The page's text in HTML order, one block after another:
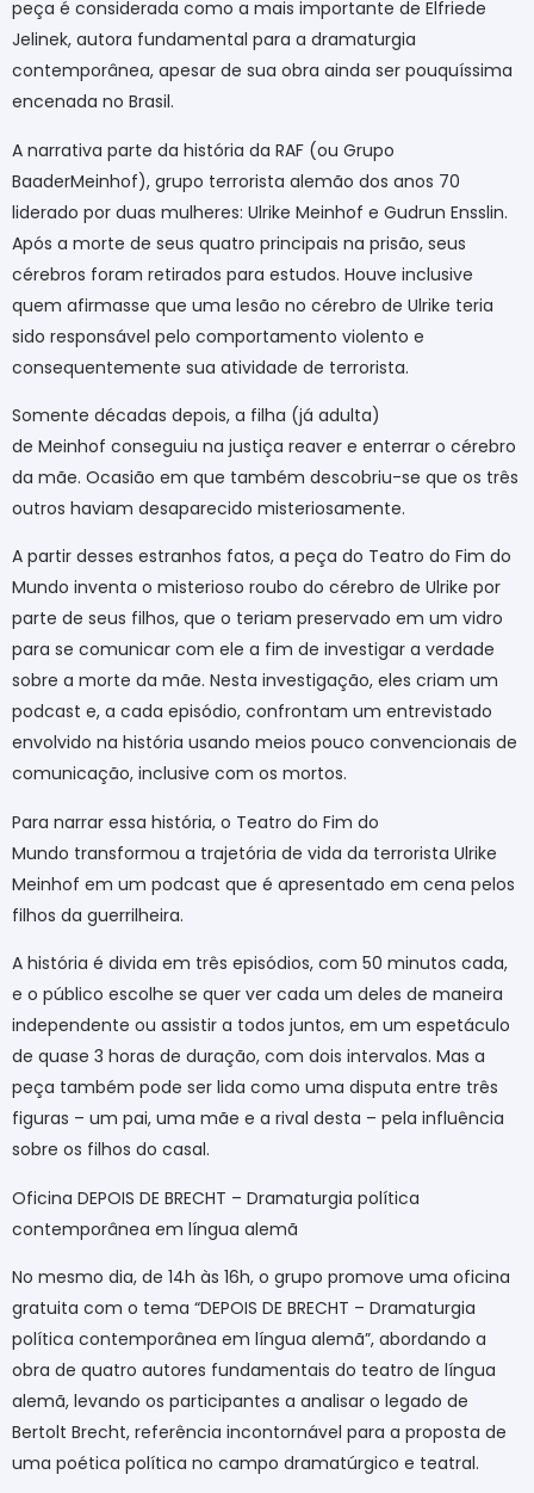
peça é considerada como a mais importante de Elfriede
Jelinek, autora fundamental para a dramaturgia
contemporânea, apesar de sua obra ainda ser pouquíssima
encenada no Brasil.
A narrativa parte da história da RAF (ou Grupo
BaaderMeinhof), grupo terrorista alemão dos anos 70
liderado por duas mulheres: Ulrike Meinhof e Gudrun Ensslin.
Após a morte de seus quatro principais na prisão, seus
cérebros foram retirados para estudos. Houve inclusive
quem afirmasse que uma lesão no cérebro de Ulrike teria
sido responsável pelo comportamento violento e
consequentemente sua atividade de terrorista.
Somente décadas depois, a filha (já adulta)
de Meinhof conseguiu na justiça reaver e enterrar o cérebro
da mãe. Ocasião em que também descobriu-se que os três
outros haviam desaparecido misteriosamente.
A partir desses estranhos fatos, a peça do Teatro do Fim do
Mundo inventa o misterioso roubo do cérebro de Ulrike por
parte de seus filhos, que o teriam preservado em um vidro
para se comunicar com ele a fim de investigar a verdade
sobre a morte da mãe. Nesta investigação, eles criam um
podcast e, a cada episódio, confrontam um entrevistado
envolvido na história usando meios pouco convencionais de
comunicação, inclusive com os mortos.
Para narrar essa história, o Teatro do Fim do
Mundo transformou a trajetória de vida da terrorista Ulrike
Meinhof em um podcast que é apresentado em cena pelos
filhos da guerrilheira.
A história é divida em três episódios, com 50 minutos cada,
e o público escolhe se quer ver cada um deles de maneira
independente ou assistir a todos juntos, em um espetáculo
de quase 3 horas de duração, com dois intervalos. Mas a
peça também pode ser lida como uma disputa entre três
figuras – um pai, uma mãe e a rival desta – pela influência
sobre os filhos do casal.
Oficina DEPOIS DE BRECHT – Dramaturgia política
contemporânea em língua alemã
No mesmo dia, de 14h às 16h, o grupo promove uma oficina
gratuita com o tema “DEPOIS DE BRECHT – Dramaturgia
política contemporânea em língua alemã”, abordando a
obra de quatro autores fundamentais do teatro de língua
alemã, levando os participantes a analisar o legado de
Bertolt Brecht, referência incontornável para a proposta de
uma poética política no campo dramatúrgico e teatral.